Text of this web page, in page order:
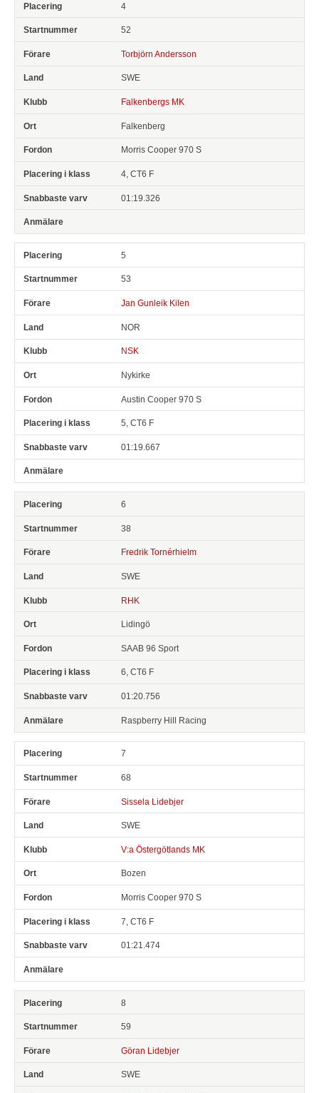
4
52
Torbjörn Andersson
SWE
Falkenbergs MK
Falkenberg
Morris Cooper 970 S
4, CT6 F
01:19.326
5
53
Jan Gunleik Kilen
NOR
NSK
Nykirke
Austin Cooper 970 S
5, CT6 F
01:19.667
6
38
Fredrik Tornérhielm
SWE
RHK
Lidingö
SAAB 96 Sport
6, CT6 F
01:20.756
Raspberry Hill Racing
7
68
Sissela Lidebjer
SWE
V:a Östergötlands MK
Bozen
Morris Cooper 970 S
7, CT6 F
01:21.474
8
59
Göran Lidebjer
SWE